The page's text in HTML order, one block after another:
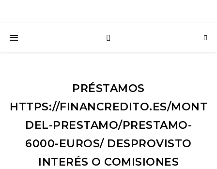
PRÉSTAMOS
HTTPS://FINANCREDITO.ES/
DEL-PRESTAMO/PRESTAMO-
6000-EUROS/ DESPROVISTO
INTERÉS O COMISIONES